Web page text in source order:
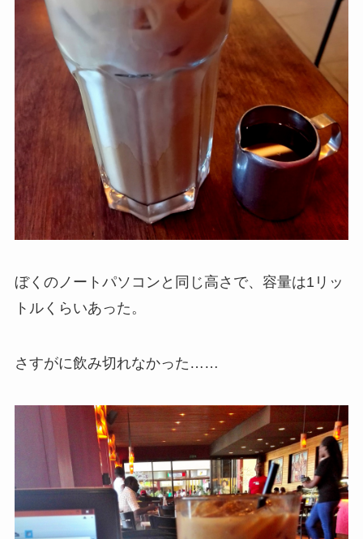
ぼくのノートパソコンと同じ高さで、容量は1リッ
トルくらいあった。
さすがに飲み切れなかった……